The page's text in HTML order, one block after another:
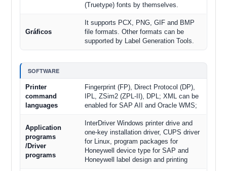
(Truetype) fonts by themselves.
Gráficos
It supports PCX, PNG, GIF and BMP
file formats. Other formats can be
supported by Label Generation Tools.
SOFTWARE
Printer
command
languages
Fingerprint (FP), Direct Protocol (DP),
IPL, ZSim2 (ZPL-II), DPL; XML can be
enabled for SAP AII and Oracle WMS;
Application
programs
/Driver
programs
InterDriver Windows printer drive and
one-key installation driver, CUPS driver
for Linux, program packages for
Honeywell device type for SAP and
Honeywell label design and printing